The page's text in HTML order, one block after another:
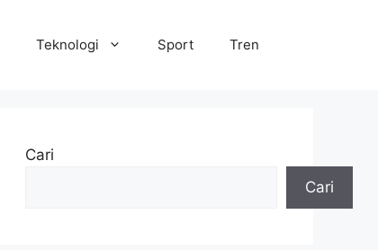
Teknologi Sport Tren
Cari
Cari